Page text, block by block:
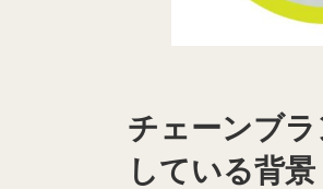
チェーンブ
している背景